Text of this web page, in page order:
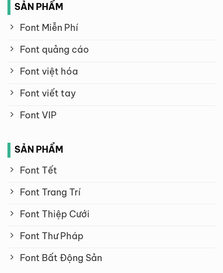
SẢN PHẨM
Font Miễn Phí
Font quảng cáo
Font việt hóa
Font viết tay
Font VIP
SẢN PHẨM
Font Tết
Font Trang Trí
Font Thiệp Cưới
Font Thư Pháp
Font Bất Động Sản